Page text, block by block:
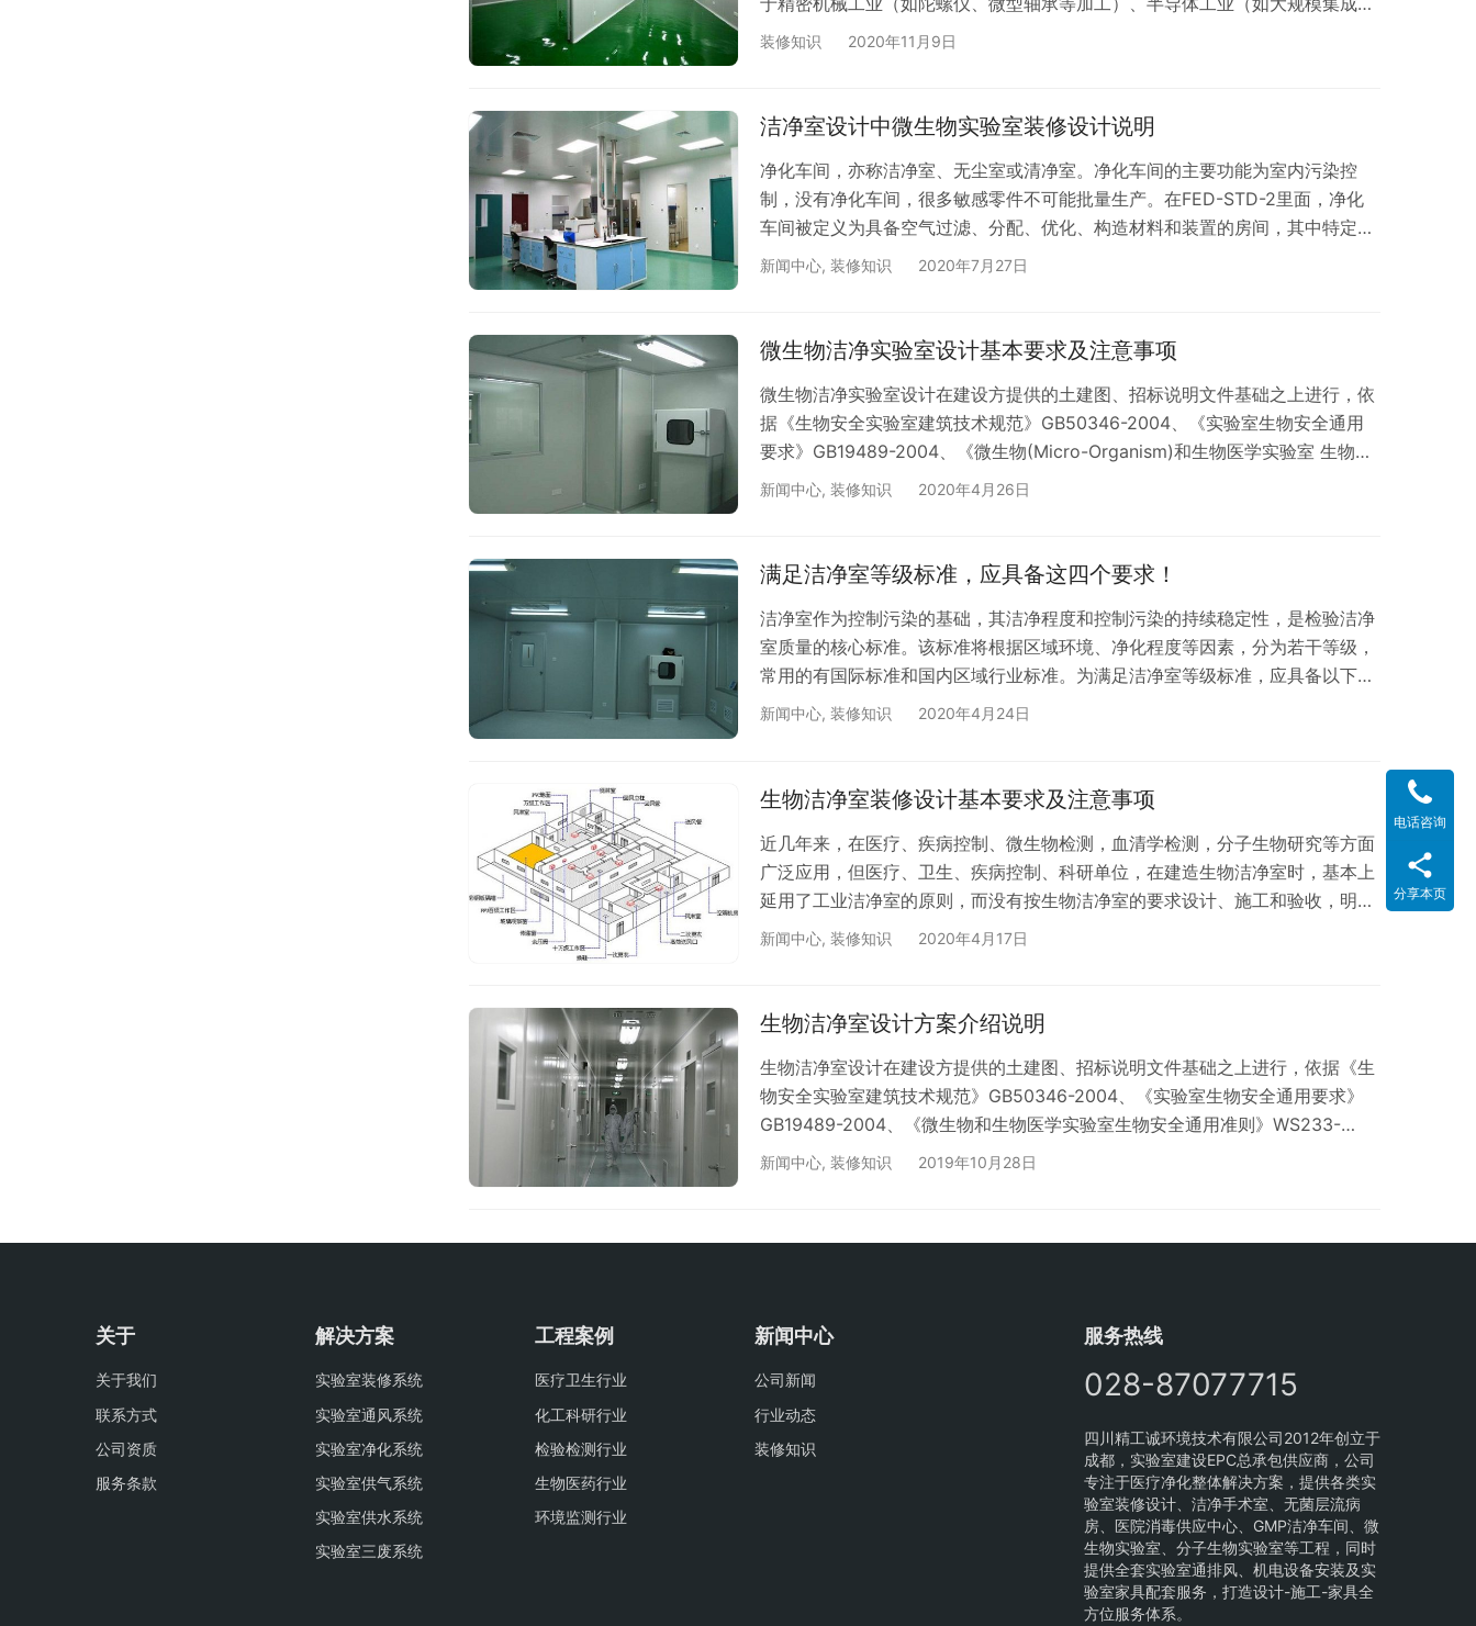
路生产）等对环境的要求，促进了洁净室技术的发展。国内曾统计过，在无洁净
遍。 一、洁净室的分类 1、按气流的流动状态分根据气流的流动状态分，主要有
装修知识 2020年11月9日
洁净室设计中微生物实验室装修设计说明
净化车间，亦称洁净室、无尘室或清净室。净化车间的主要功能为室内污染控
制，没有净化车间，很多敏感零件不可能批量生产。在FED-STD-2里面，净化
车间被定义为具备空气过滤、分配、优化、构造材料和装置的房间，其中特定的
规则的操作程序以控制空气悬浮微粒浓度，从而达到适当的微粒洁净度级别。下
菌室等多个房间。微生物实验室根据专业领域(环保、食品、药品、医学等)和性
新闻中心, 装修知识 2020年7月27日
微生物洁净实验室设计基本要求及注意事项
微生物洁净实验室设计在建设方提供的土建图、招标说明文件基础之上进行，依
据《生物安全实验室建筑技术规范》GB50346-2004、《实验室生物安全通用
要求》GB19489-2004、《微生物(Micro-Organism)和生物医学实验室 生物安
全通用准则》WS233-2002、《洁净厂 房设计规范》GB50073-2001、 《洁净
验收规范》、《民…
新闻中心, 装修知识 2020年4月26日
满足洁净室等级标准，应具备这四个要求！
洁净室作为控制污染的基础，其洁净程度和控制污染的持续稳定性，是检验洁净
室质量的核心标准。该标准将根据区域环境、净化程度等因素，分为若干等级，
常用的有国际标准和国内区域行业标准。为满足洁净室等级标准，应具备以下四
个要求： 一、送风洁净度在送风洁净度方面，要想达到要求，关键是净化系统末
级别洁净室选用高性能过滤器为原则。不过，要选择好过滤器还要全面考虑洁净
新闻中心, 装修知识 2020年4月24日
生物洁净室装修设计基本要求及注意事项
近几年来，在医疗、疾病控制、微生物检测，血清学检测，分子生物研究等方面
广泛应用，但医疗、卫生、疾病控制、科研单位，在建造生物洁净室时，基本上
延用了工业洁净室的原则，而没有按生物洁净室的要求设计、施工和验收，明确
的说，没有根据该洁净室即将开展某一生物学试验及该生物对环境污染和保护操
有传递窗传递样品。 二、技术要求1）洁净度：实验前准备区 :局部 5级，…
新闻中心, 装修知识 2020年4月17日
生物洁净室设计方案介绍说明
生物洁净室设计在建设方提供的土建图、招标说明文件基础之上进行，依据《生
物安全实验室建筑技术规范》GB50346-2004、《实验室生物安全通用要求》
GB19489-2004、《微生物和生物医学实验室生物安全通用准则》WS233-
2002、《洁净厂房设计规范》GB50073-2001、《洁净室施工及验收规范》
筑电气设计规范》等规范中相关条例的规定，对实验…
新闻中心, 装修知识 2019年10月28日
关于
关于我们
联系方式
公司资质
服务条款
解决方案
实验室装修系统
实验室通风系统
实验室净化系统
实验室供气系统
实验室供水系统
实验室三废系统
工程案例
医疗卫生行业
化工科研行业
检验检测行业
生物医药行业
环境监测行业
新闻中心
公司新闻
行业动态
装修知识
服务热线
028-87077715
四川精工诚环境技术有限公司2012年创立于
成都，实验室建设EPC总承包供应商，公司
专注于医疗净化整体解决方案，提供各类实
验室装修设计、洁净手术室、无菌层流病
房、医院消毒供应中心、GMP洁净车间、微
生物实验室、分子生物实验室等工程，同时
提供全套实验室通排风、机电设备安装及实
验室家具配套服务，打造设计-施工-家具全
方位服务体系。
电话咨询
分享本页